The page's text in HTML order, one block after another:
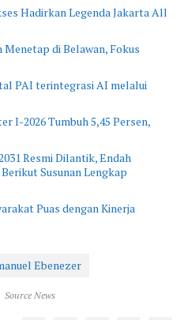
Hadirkan Legenda Jakarta All
di Belawan, Fokus
PAI terintegrasi AI melalui
I-2026 Tumbuh 5,45 Persen,
Resmi Dilantik, Endah
Susunan Lengkap
Puas dengan Kinerja
Ebenezer
Source News